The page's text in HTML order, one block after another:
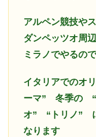
アルペン競技や
ダンペッツオ周
ミラノでやるの
イタリアでのオ
ーマ” 冬季の “
オ” “トリノ”
なります